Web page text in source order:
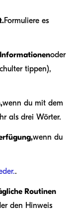
Formuliere es
oder
tippen),
wenn du mit dem
als drei Wörter.
wenn du
.
Routinen
den Hinweis